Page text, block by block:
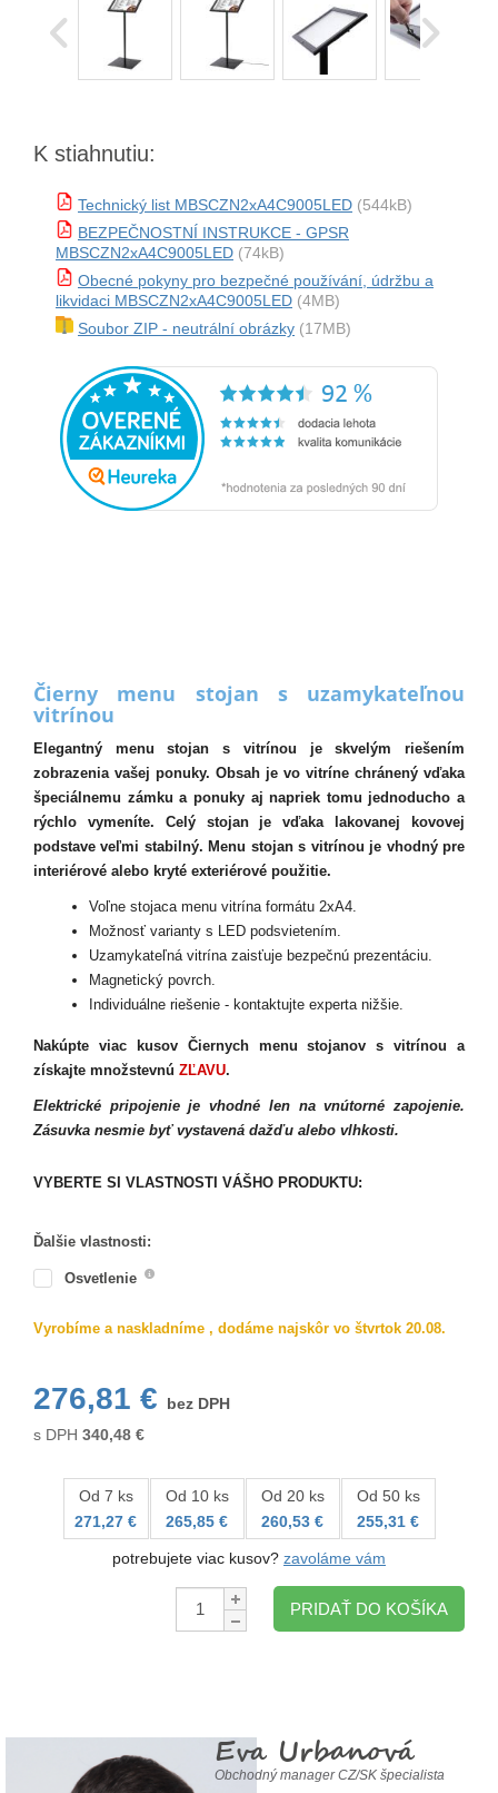
K stiahnutiu:
Technický list MBSCZN2xA4C9005LED (544kB)
BEZPEČNOSTNÍ INSTRUKCE - GPSR
MBSCZN2xA4C9005LED (74kB)
Obecné pokyny pro bezpečné používání, údržbu a
likvidaci MBSCZN2xA4C9005LED (4MB)
Soubor ZIP - neutrální obrázky (17MB)
Čierny menu stojan s uzamykateľnou
vitrínou
Elegantný menu stojan s vitrínou je skvelým riešením
zobrazenia vašej ponuky. Obsah je vo vitríne chránený vďaka
špeciálnemu zámku a ponuky aj napriek tomu jednoducho a
rýchlo vymeníte. Celý stojan je vďaka lakovanej kovovej
podstave veľmi stabilný. Menu stojan s vitrínou je vhodný pre
interiérové alebo kryté exteriérové použitie.
Voľne stojaca menu vitrína formátu 2xA4.
Možnosť varianty s LED podsvietením.
Uzamykateľná vitrína zaisťuje bezpečnú prezentáciu.
Magnetický povrch.
Individuálne riešenie - kontaktujte experta nižšie.
Nakúpte viac kusov Čiernych menu stojanov s vitrínou a
získajte množstevnú ZĽAVU.
Elektrické pripojenie je vhodné len na vnútorné zapojenie.
Zásuvka nesmie byť vystavená dažďu alebo vlhkosti.
VYBERTE SI VLASTNOSTI VÁŠHO PRODUKTU:
Ďalšie vlastnosti:
Osvetlenie
Vyrobíme a naskladníme , dodáme najskôr vo štvrtok 20.08.
276,81 €
bez DPH
s DPH 340,48 €
Od 7 ks
271,27 €
Od 10 ks
265,85 €
Od 20 ks
260,53 €
Od 50 ks
255,31 €
potrebujete viac kusov? zavoláme vám
Množstvo:
PRIDAŤ DO KOŠÍKA
Eva Urbanová
Obchodný manager CZ/SK špecialista